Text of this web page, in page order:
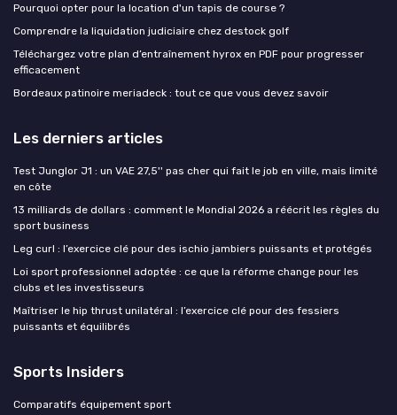
Pourquoi opter pour la location d'un tapis de course ?
Comprendre la liquidation judiciaire chez destock golf
Téléchargez votre plan d’entraînement hyrox en PDF pour progresser
efficacement
Bordeaux patinoire meriadeck : tout ce que vous devez savoir
Les derniers articles
Test Junglor J1 : un VAE 27,5'' pas cher qui fait le job en ville, mais limité
en côte
13 milliards de dollars : comment le Mondial 2026 a réécrit les règles du
sport business
Leg curl : l’exercice clé pour des ischio jambiers puissants et protégés
Loi sport professionnel adoptée : ce que la réforme change pour les
clubs et les investisseurs
Maîtriser le hip thrust unilatéral : l’exercice clé pour des fessiers
puissants et équilibrés
Sports Insiders
Comparatifs équipement sport